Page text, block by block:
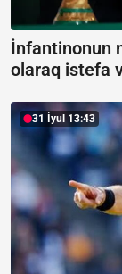
İnfantinonun
olaraq istefa
31 İyul 13:43